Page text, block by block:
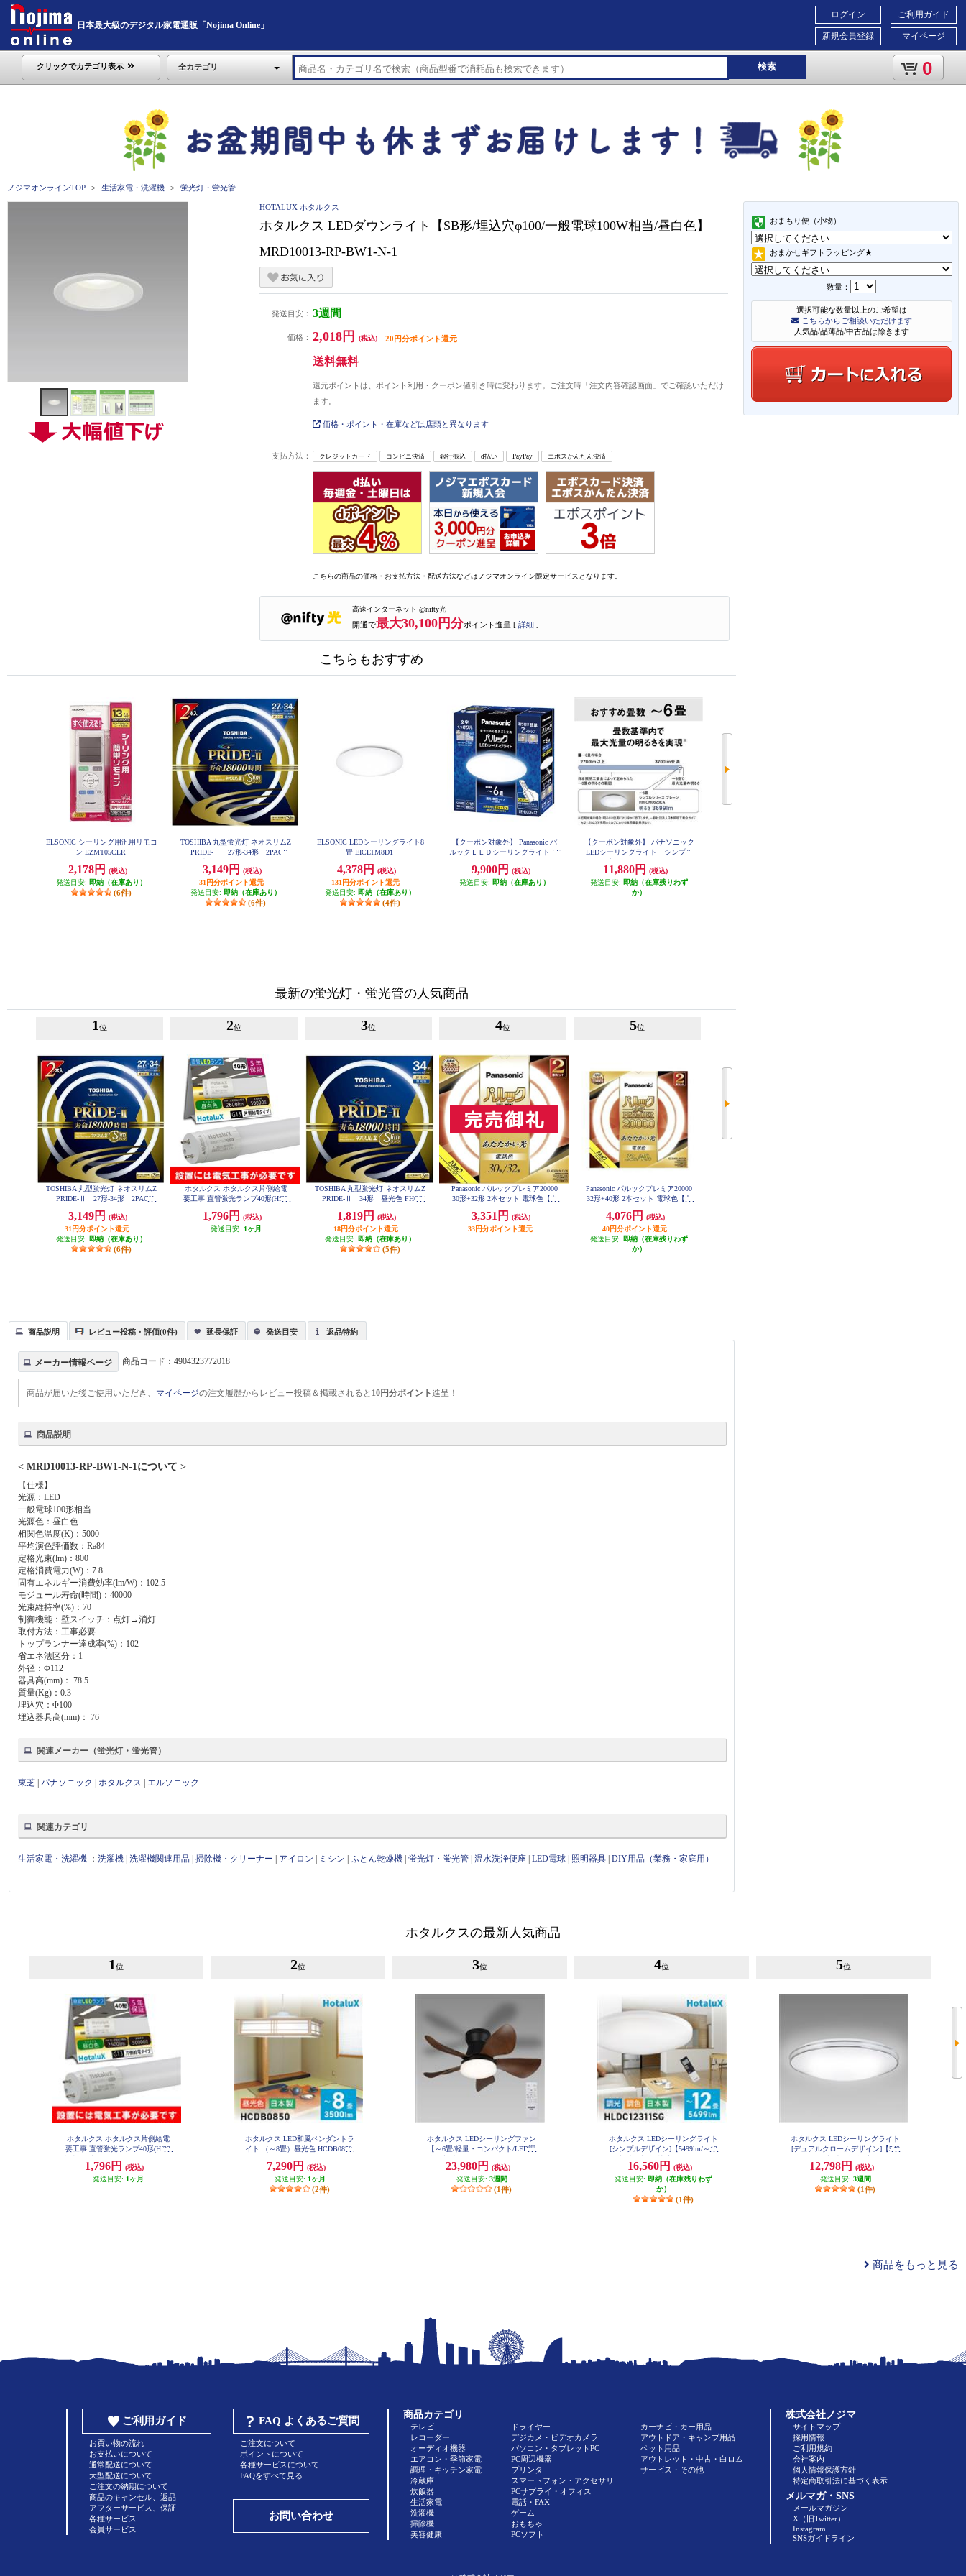
日本最大級のデジタル家電通販「Nojima Online」
ご利用ガイド
マイページ
ログイン
新規会員登録
クリックでカテゴリ表示 全カテゴリ 検索 0
ノジマオンラインTOP 生活家電・洗濯機 蛍光灯・蛍光管
おまもり便（小物）
おまかせギフトラッピング★
数量：
選択可能な数量以上のご希望は
こちらからご相談いただけます
人気品/品薄品/中古品は除きます
HOTALUX ホタルクス
ホタルクス LEDダウンライト【SB形/埋込穴φ100/一般電球100W相当/昼白色】
MRD10013-RP-BW1-N-1
発送目安： 3週間
価格： 2,018円 (税込) 20円分ポイント還元
送料無料
還元ポイントは、ポイント利用・クーポン値引き時に変わります。ご注文時「注文内容確認画面」でご確認いただけ
ます。
価格・ポイント・在庫などは店頭と異なります
支払方法： クレジットカード コンビニ決済 銀行振込 d払い PayPay エポスかんたん決済
こちらの商品の価格・お支払方法・配送方法などはノジマオンライン限定サービスとなります。
高速インターネット @nifty光
開通で最大30,100円分ポイント進呈 [ 詳細 ]
こちらもおすすめ
ELSONIC シーリング用汎用リモコ
ン EZMT05CLR
2,178円
(税込)
発送目安: 即納（在庫あり）
(6件)
TOSHIBA 丸型蛍光灯 ネオスリムZ
PRIDE-Ⅱ 27形-34形 2PACK
3,149円
(税込)
31円分ポイント還元
発送目安: 即納（在庫あり）
(6件)
ELSONIC LEDシーリングライト8
畳 EICLTM8D1
4,378円
(税込)
131円分ポイント還元
発送目安: 即納（在庫あり）
(4件)
【クーポン対象外】 Panasonic パ
ルックＬＥＤシーリングライト LE
9,900円
(税込)
発送目安: 即納（在庫あり）
【クーポン対象外】 パナソニック
LEDシーリングライト シンプル
11,880円
(税込)
発送目安: 即納（在庫残りわず
か）
最新の蛍光灯・蛍光管の人気商品
1 位
TOSHIBA 丸型蛍光灯 ネオスリムZ
PRIDE-Ⅱ 27形-34形 2PACK
3,149円
(税込)
31円分ポイント還元
発送目安: 即納（在庫あり）
(6件)
2位
ホタルクス ホタルクス片側給電
要工事 直管蛍光ランプ40形(Hf32
全光束2600lm G13口金 1200mm L
D40T50-16-26G13-H1
1,796円
(税込)
発送目安: 1ヶ月
3位
TOSHIBA 丸型蛍光灯 ネオスリムZ
PRIDE-Ⅱ 34形 昼光色 FHC34
1,819円
(税込)
18円分ポイント還元
発送目安: 即納（在庫あり）
(5件)
4位
Panasonic パルックプレミア20000
30形+32形 2本セット 電球色【丸
32K
3,351円
(税込)
33円分ポイント還元
5位
Panasonic パルックプレミア20000
32形+40形 2本セット 電球色【丸
32K
4,076円
(税込)
40円分ポイント還元
発送目安: 即納（在庫残りわず
か）
商品説明 レビュー投稿・評価(0件) 延長保証 発送目安 返品特約
メーカー情報ページ 商品コード：4904323772018
商品が届いた後ご使用いただき、 マイページの注文履歴からレビュー投稿＆掲載されると 10円分ポイント進呈！
商品説明
< MRD10013-RP-BW1-N-1について >
【仕様】
光源：LED
一般電球100形相当
光源色：昼白色
相関色温度(K)：5000
平均演色評価数：Ra84
定格光束(lm)：800
定格消費電力(W)：7.8
固有エネルギー消費効率(lm/W)：102.5
モジュール寿命(時間)：40000
光束維持率(%)：70
制御機能：壁スイッチ：点灯→消灯
取付方法：工事必要
トップランナー達成率(%)：102
省エネ法区分：1
外径：Φ112
器具高(mm)： 78.5
質量(Kg)：0.3
埋込穴：Φ100
埋込器具高(mm)： 76
関連メーカー（蛍光灯・蛍光管）
東芝 |パナソニック |ホタルクス エルソニック
関連カテゴリ
生活家電・洗濯機 ：洗濯機 |洗濯機関連用品 |掃除機・クリーナー アイロン ミシン |ふとん乾燥機 |蛍光灯・蛍光管 |温水洗浄便座 |LED電球 照明器具 |DIY用品（業務・家庭用）
ホタルクスの最新人気商品
1 位
ホタルクス ホタルクス片側給電
要工事 直管蛍光ランプ40形(Hf32
全光束2600lm G13口金 1200mm L
D40T50-16-26G13-H1
1,796円
(税込)
発送目安: 1ヶ月
2位
ホタルクス LED和風ペンダントラ
イト （～8畳）昼光色 HCDB0850
7,290円
(税込)
発送目安: 1ヶ月
(2件)
3位
ホタルクス LEDシーリングファン
【～6畳/軽量・コンパクト/LED調
機能（安らぎモード）付/リモコン
付属】 XZF-06433KRCSG
23,980円
(税込)
発送目安: 3週間
(1件)
4位
ホタルクス LEDシーリングライト
[シンプルデザイン]【5499lm/～12
ホタルック/手元灯/日本製/リモコ
ン付属】 HLDC12311SG
16,560円
(税込)
発送目安: 即納（在庫残りわず
か）
(1件)
5位
ホタルクス LEDシーリングライト
[デュアルクロームデザイン]【549
ド/ホタルック/日本製/リモコン付
属】 HLDC12402SG
12,798円
(税込)
発送目安: 3週間
(1件)
商品をもっと見る
ご利用ガイド
お買い物の流れ
お支払いについて
通常配送について
大型配送について
ご注文の納期について
商品のキャンセル、返品
アフターサービス、保証
各種サービス
会員サービス
FAQ よくあるご質問
ご注文について
ポイントについて
各種サービスについて
FAQをすべて見る
お問い合わせ
商品カテゴリ
テレビ
レコーダー
オーディオ機器
エアコン・季節家電
調理・キッチン家電
冷蔵庫
炊飯器
生活家電
洗濯機
掃除機
美容健康
ドライヤー
デジカメ・ビデオカメラ
パソコン・タブレットPC
PC周辺機器
プリンタ
スマートフォン・アクセサリ
PCサプライ・オフィス
電話・FAX
ゲーム
おもちゃ
PCソフト
カーナビ・カー用品
アウトドア・キャンプ用品
ペット用品
アウトレット・中古・白ロム
サービス・その他
株式会社ノジマ
サイトマップ
採用情報
ご利用規約
会社案内
個人情報保護方針
特定商取引法に基づく表示
メルマガ・SNS
メールマガジン
X（旧Twitter）
Instagram
SNSガイドライン